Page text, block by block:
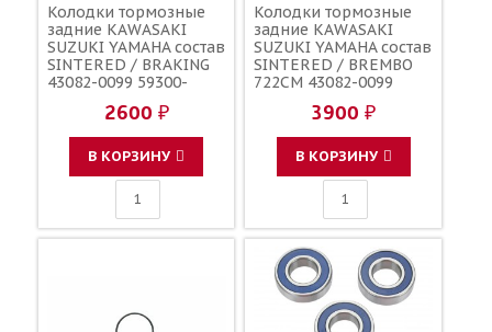
Колодки тормозные
задние KAWASAKI
SUZUKI YAMAHA состав
SINTERED / BRAKING
43082-0099 59300-
2600 ₽
В КОРЗИНУ
Колодки тормозные
задние KAWASAKI
SUZUKI YAMAHA состав
SINTERED / BREMBO
722CM 43082-0099
W0045-00-00
3900 ₽
В КОРЗИНУ